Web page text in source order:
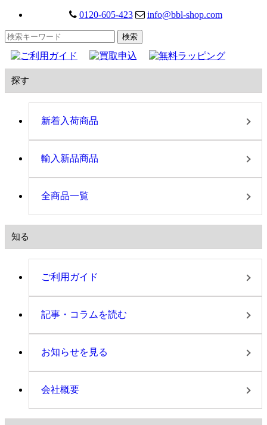
0120-605-423 info@bbl-shop.com
探す
新着入荷商品
輸入新品商品
全商品一覧
知る
ご利用ガイド
記事・コラムを読む
お知らせを見る
会社概要